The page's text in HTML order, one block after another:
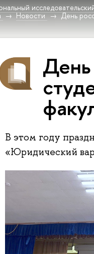
Новости День
День
В этом году
«Юридический